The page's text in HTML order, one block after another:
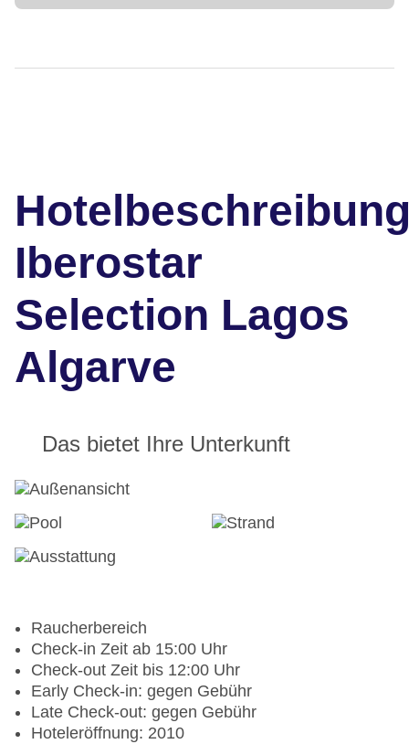
Iberostar
Selection Lagos
Algarve
Das bietet Ihre Unterkunft
Raucherbereich
Check-in Zeit ab 15:00 Uhr
Check-out Zeit bis 12:00 Uhr
Early Check-in: gegen Gebühr
Late Check-out: gegen Gebühr
Hoteleröffnung: 2010